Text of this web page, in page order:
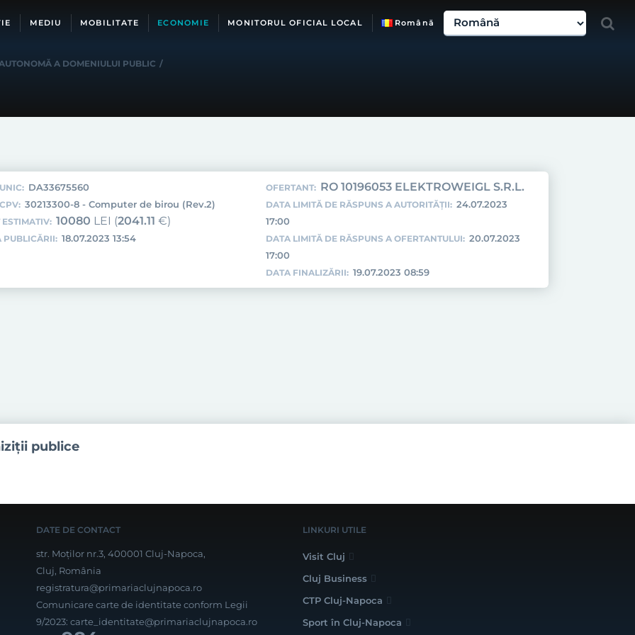
MEDIU MOBILITATE ECONOMIE MONITORUL OFICIAL LOCAL Română
A DOMENIULUI PUBLIC /
DA33675560
30213300-8 - Computer de birou (Rev.2)
ESTIMATIV: 10080 LEI (2041.11 €)
PUBLICĂRII: 18.07.2023 13:54
OFERTANT: RO 10196053 ELEKTROWEIGL S.R.L.
DATA LIMITĂ DE RĂSPUNS A AUTORITĂȚII: 24.07.2023
17:00
DATA LIMITĂ DE RĂSPUNS A OFERTANTULUI: 20.07.2023
17:00
DATA FINALIZĂRII: 19.07.2023 08:59
publice
DATE DE CONTACT
str. Moților nr.3, 400001 Cluj-Napoca,
Cluj, România
registratura@primariaclujnapoca.ro
Comunicare carte de identitate conform Legii
9/2023: carte_identitate@primariaclujnapoca.ro
LINKURI UTILE
Visit Cluj
Cluj Business
CTP Cluj-Napoca
Sport în Cluj-Napoca